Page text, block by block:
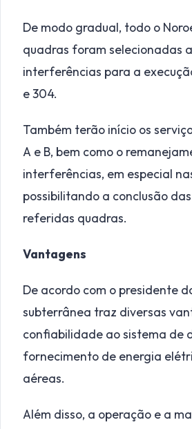
De modo gradual, todo o
quadras foram selecionadas
interferências para a
e 304.
Também terão início os
A e B, bem como o
interferências, em especial
possibilitando a conclusão
referidas quadras.
Vantagens
De acordo com o presidente
subterrânea traz diversas
confiabilidade ao sistema de
fornecimento de energia
aéreas.
Além disso, a operação e a